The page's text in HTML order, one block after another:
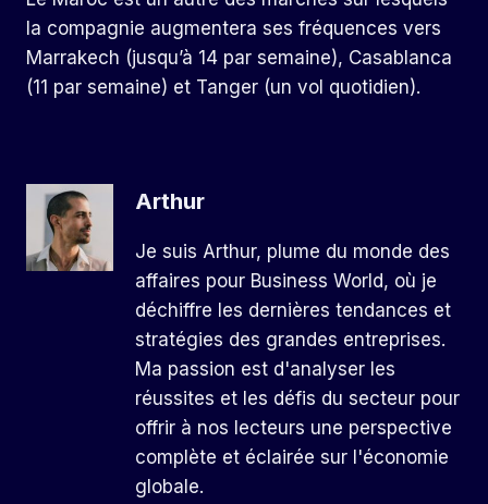
la compagnie augmentera ses fréquences vers
Marrakech (jusqu’à 14 par semaine), Casablanca
(11 par semaine) et Tanger (un vol quotidien).
Arthur
Je suis Arthur, plume du monde des
affaires pour Business World, où je
déchiffre les dernières tendances et
stratégies des grandes entreprises.
Ma passion est d'analyser les
réussites et les défis du secteur pour
offrir à nos lecteurs une perspective
complète et éclairée sur l'économie
globale.